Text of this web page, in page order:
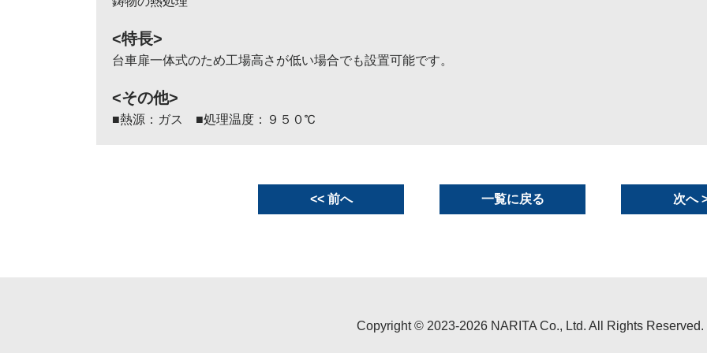
<特長>
台車扉一体式のため工場高さが低い場合でも設置可能です。
<その他>
■熱源：ガス ■処理温度：９５０℃
<< 前へ 一覧に戻る 次へ
Copyright © 2023-2026 NARITA Co., Ltd. All Rights Reserved.